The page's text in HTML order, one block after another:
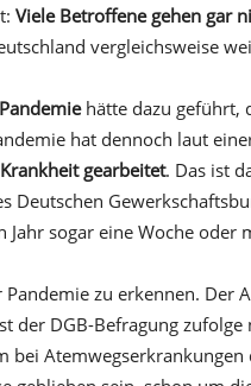
Viele Betroffene gehen gar
vergleichsweise
hätte dazu geführt,
hat dennoch laut
gearbeitet. Das ist
Jahr sogar eine Woche
zu erkennen. Der
DGB-Befragung zufolge
bei